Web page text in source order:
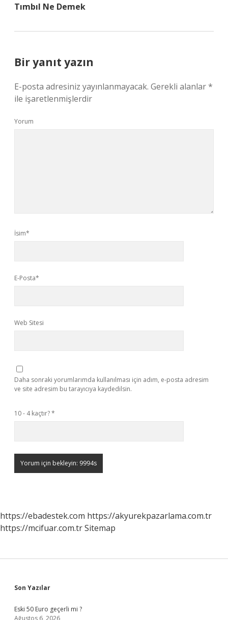
Tımbıl Ne Demek
Bir yanıt yazın
E-posta adresiniz yayınlanmayacak. Gerekli alanlar*
ile işaretlenmişlerdir
Yorum
İsim*
E-Posta*
Web Sitesi
Daha sonraki yorumlarımda kullanılması için adım, e-posta adresim
ve site adresim bu tarayıcıya kaydedilsin.
10 - 4 kaçtır?*
https://ebadestek.com https://akyurekpazarlama.com.tr
https://mcifuar.com.trSitemap
Sidebar
Son Yazılar
Eski 50 Euro geçerli mi ?
Ağustos 6, 2026